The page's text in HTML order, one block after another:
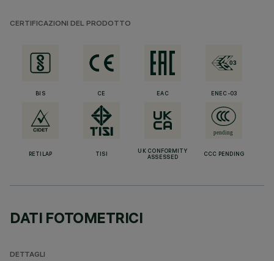
CERTIFICAZIONI DEL PRODOTTO
BIS CE EAC ENEC-03
RETILAP TISI
UK CONFORMITY
ASSESSED
CCC PENDING
DATI FOTOMETRICI
DETTAGLI